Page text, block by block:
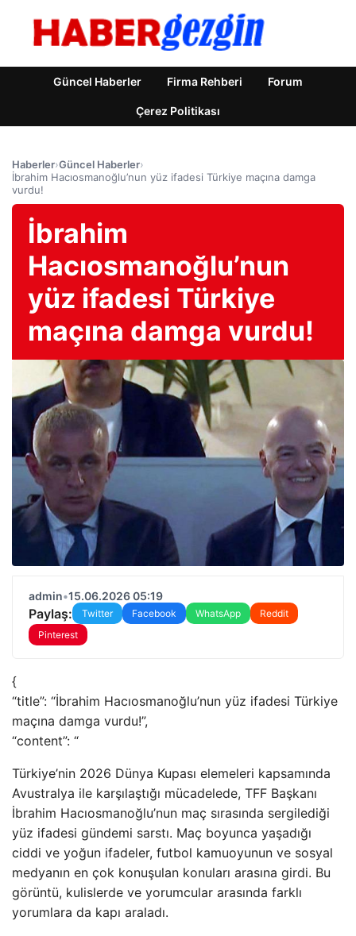
Güncel Haberler Firma Rehberi Forum
Çerez Politikası
Haberler›Güncel Haberler›
İbrahim Hacıosmanoğlu’nun yüz ifadesi Türkiye maçına damga
vurdu!
İbrahim
Hacıosmanoğlu’nun
yüz ifadesi Türkiye
maçına damga vurdu!
admin•15.06.2026 05:19
Paylaş: Twitter Facebook WhatsApp
Reddit
Pinterest
{
“title”: “İbrahim Hacıosmanoğlu’nun yüz ifadesi Türkiye
maçına damga vurdu!”,
“content”: “
Türkiye’nin 2026 Dünya Kupası elemeleri kapsamında
Avustralya ile karşılaştığı mücadelede, TFF Başkanı
İbrahim Hacıosmanoğlu’nun maç sırasında sergilediği
yüz ifadesi gündemi sarstı. Maç boyunca yaşadığı
ciddi ve yoğun ifadeler, futbol kamuoyunun ve sosyal
medyanın en çok konuşulan konuları arasına girdi. Bu
görüntü, kulislerde ve yorumcular arasında farklı
yorumlara da kapı araladı.